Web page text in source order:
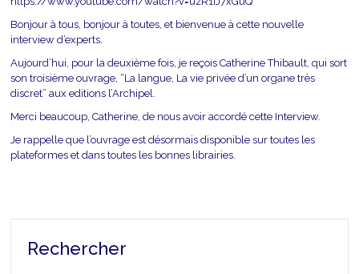
Bonjour à tous, bonjour à toutes, et bienvenue à cette nouvelle
interview d’experts.
Aujourd’hui, pour la deuxième fois, je reçois Catherine Thibault, qui sort
son troisième ouvrage, “La langue, La vie privée d’un organe très
discret” aux editions l’Archipel.
Merci beaucoup, Catherine, de nous avoir accordé cette Interview.
Je rappelle que l’ouvrage est désormais disponible sur toutes les
plateformes et dans toutes les bonnes librairies.
Rechercher